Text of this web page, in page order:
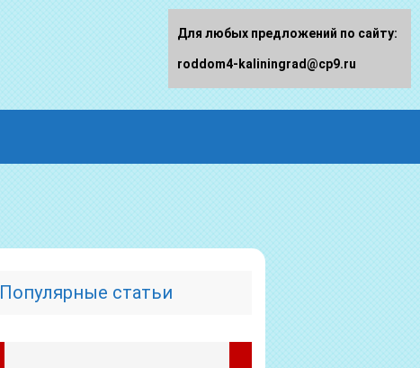
Популярные статьи
Для любых предложений по сайту:
roddom4-kaliningrad@cp9.ru